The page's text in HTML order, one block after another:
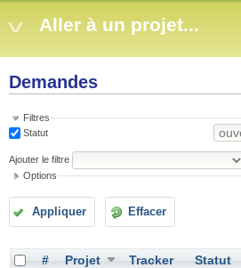
Aller à un projet...
Demandes
Filtres
Statut
Ajouter le filtre
Options
Appliquer Effacer
# Projet Tracker Statut